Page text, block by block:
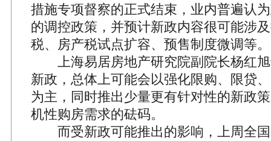
措施专项督察的正式结束，业内普遍认
的调控政策，并预计新政内容很可能涉
税、房产税试点扩容、预售制度微调等。
上海易居房地产研究院副院长杨红旭
新政，总体上可能会以强化限购、限贷
为主，同时推出少量更有针对性的新政
机性购房需求的砝码。
而受新政可能推出的影响，上周全国